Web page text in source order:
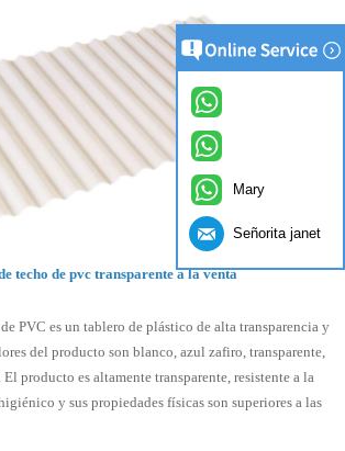
techo de pvc transparente a la venta
PVC es un tablero de plástico de alta transparencia y
del producto son blanco, azul zafiro, transparente,
producto es altamente transparente, resistente a la
y sus propiedades físicas son superiores a las
Mary
Señorita janet